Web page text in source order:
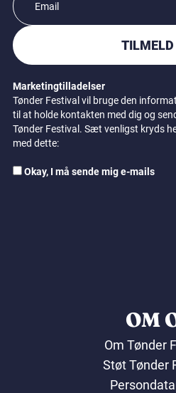
TILMELD
Marketingtilladelser
Tønder Festival vil bruge den
til at holde kontakten med dig og
Tønder Festival. Sæt venligst kryds
med dette:
Okay, I må sende mig e-mails
OM
Om Tønder
Støt Tønder